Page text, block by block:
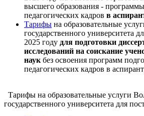
высшего образования -
педагогических кадров в
Тарифы на образовательные
государственного университета
2025 году для подготовки
исследований на соискание
наук без освоения программ
педагогических кадров в
Тарифы на образовательные услуги
государственного университета для